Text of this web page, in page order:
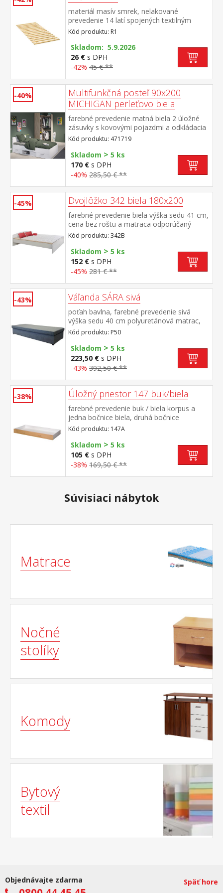
modrá tuhšia strana tuhosť 2,5 z 5vzdušný
poťah prešitý dutým vláknom, vyrobený z 2
častí, snímateľný a prateľný do 60 °
Codporúčaná nosnosť do 130 kg, výška
materiál masív smrek, nelakované
prevedenie 14 latí spojených textilným
tkalúnom
Kód produktu: R1
Skladom: 5.9.2026
26 € s DPH
-42% 45 € **
-40%
Multifunkčná posteľ 90x200
MICHIGAN perleťovo biela
farebné prevedenie matná biela 2 úložné
zásuvky s kovovými pojazdmi a odkládacia
nika sú v cene matrac a rošt nie sú v cene,
odporúčaný rozmer matraca 90 × 200 cm k
posteli je nutné použiť samonosný rošt v
ráme 90 × 200 cm (7154 alebo
7861) odporúčaná maximálna nosnosť 100
Kód produktu: 471719
Skladom > 5 ks
170 € s DPH
-40% 285,50 € **
-45% Dvojlôžko 342 biela 180x200
farebné prevedenie biela výška sedu 41 cm,
cena bez roštu a matraca odporúčaný
rozmer matraca 180 × 200 cm alebo 2 kusy
90 × 200 cm a rošt R4 k dvojlôžku možné
dokúpiť úložný priestor 147A
Kód produktu: 342B
Skladom > 5 ks
152 € s DPH
-45% 281 € **
-43% Váľanda SÁRA sivá
poťah bavlna, farebné prevedenie sivá
výška sedu 40 cm polyuretánová matrac,
úložný priestor
Kód produktu: P50
Skladom > 5 ks
223,50 € s DPH
-43% 392,50 € **
-38% Úložný priestor 147 buk/biela
farebné prevedenie buk / biela korpus a
jedna bočnice biela, druhá bočnice
buk príslušenstvo pre 341A, 341B, 342A,
342B, 343A, 343B, 50341, 50343, 60341,
60342, 60343
Kód produktu: 147A
Skladom > 5 ks
105 € s DPH
-38% 169,50 € **
Súvisiaci nábytok
Matrace
Nočné
stolíky
Komody
Bytový
textil
Objednávajte zdarma Späť hore